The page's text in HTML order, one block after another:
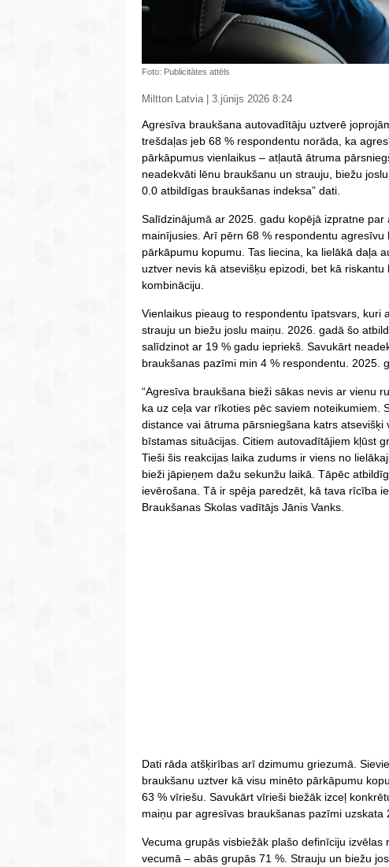
Foto: Publicitātes attēls
Miltton Latvia | 3.jūnijs 2026 8:24
Agresīva braukšana autovadītāju uztverē
trešdaļas jeb 68 % respondentu norāda, ka
pārkāpumus vienlaikus – atļautā ātruma
neadekvāti lēnu braukšanu un strauju, biežu
0.0 atbildīgas braukšanas indeksa” dati.
Salīdzinājumā ar 2025. gadu kopējā izpratne
mainījusies. Arī pērn 68 % respondentu
pārkāpumu kopumu. Tas liecina, ka lielākā daļa
uztver nevis kā atsevišķu epizodi, bet kā
kombināciju.
Vienlaikus pieaug to respondentu īpatsvars, kuri
strauju un biežu joslu maiņu. 2026. gadā šo
salīdzinot ar 19 % gadu iepriekš. Savukārt
braukšanas pazīmi min 4 % respondentu. 2025.
“Agresīva braukšana bieži sākas nevis ar vienu
ka uz ceļa var rīkoties pēc saviem noteikumiem.
distance vai ātruma pārsniegšana katrs
bīstamas situācijas. Citiem autovadītājiem kļūst
Tieši šis reakcijas laika zudums ir viens no
bieži jāpieņem dažu sekunžu laikā. Tāpēc
ievērošana. Tā ir spēja paredzēt, kā tava rīcība
Braukšanas Skolas vadītājs Jānis Vanks.
Dati rāda atšķirības arī dzimumu griezumā.
braukšanu uztver kā visu minēto pārkāpumu
63 % vīriešu. Savukārt vīrieši biežāk izceļ
maiņu par agresīvas braukšanas pazīmi uzskata
Vecuma grupās visbiežāk plašo definīciju
vecumā – abās grupās 71 %. Strauju un biežu